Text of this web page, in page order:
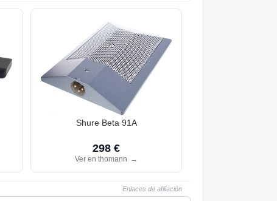
Shure Beta 91A
298 €
Ver en thomann →
Enlaces de afiliación